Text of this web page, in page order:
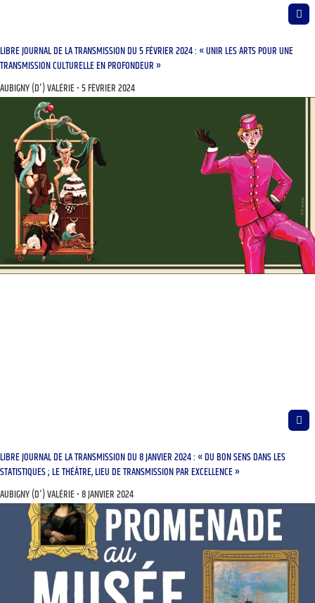
LIBRE JOURNAL DE LA TRANSMISSION DU 5 FÉVRIER 2024 : « UNIR LES ARTS POUR UNE
TRANSMISSION CULTURELLE EN PROFONDEUR »
AUBIGNY (D') VALÉRIE 5 FÉVRIER 2024
LIBRE JOURNAL DE LA TRANSMISSION DU 8 JANVIER 2024 : « DU BON SENS DANS LES
STATISTIQUES ; LE THÉÂTRE, LIEU DE TRANSMISSION PAR EXCELLENCE »
AUBIGNY (D') VALÉRIE 8 JANVIER 2024